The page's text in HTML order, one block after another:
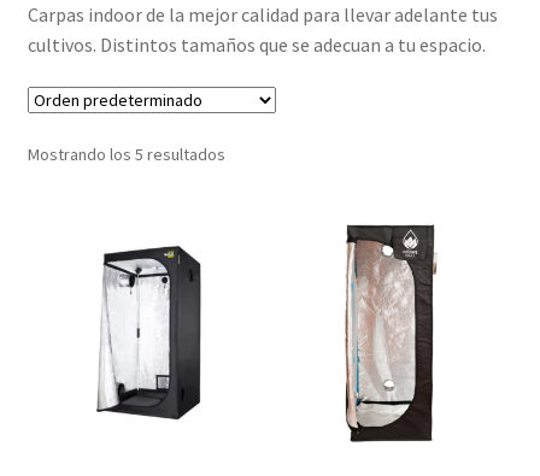
Carpas indoor de la mejor calidad para llevar adelante tus
cultivos. Distintos tamaños que se adecuan a tu espacio.
Mostrando los 5 resultados